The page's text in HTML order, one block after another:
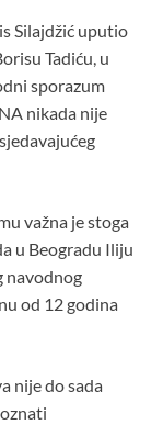
Silajdžić uputio
Tadiću, u
sporazum
nikada nije
važna je stoga
u Beogradu Iliju
navodnog
od 12 godina
nije do sada